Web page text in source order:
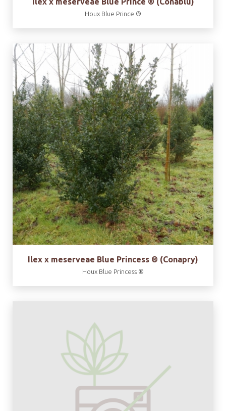
Houx Blue Prince ®
Ilex x meserveae Blue Princess ® (Conapry)
Houx Blue Princess ®